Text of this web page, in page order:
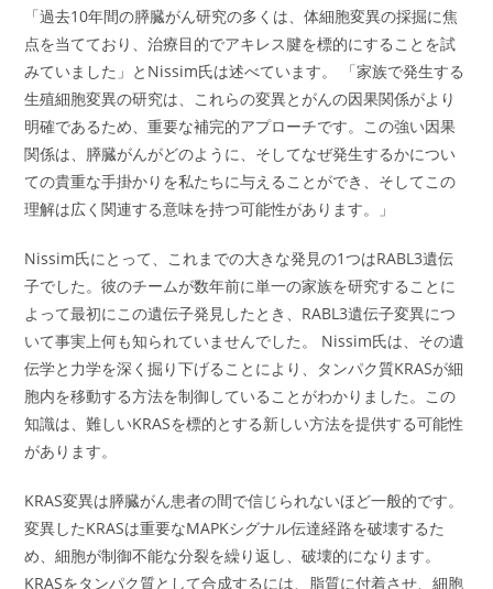
「過去10年間の膵臓がん研究の多くは、体細胞変異の採掘に焦
点を当てており、治療目的でアキレス腱を標的にすることを試
みていました」とNissim氏は述べています。 「家族で発生する
生殖細胞変異の研究は、これらの変異とがんの因果関係がより
明確であるため、重要な補完的アプローチです。この強い因果
関係は、膵臓がんがどのように、そしてなぜ発生するかについ
ての貴重な手掛かりを私たちに与えることができ、そしてこの
理解は広く関連する意味を持つ可能性があります。」
Nissim氏にとって、これまでの大きな発見の1つはRABL3遺伝
子でした。彼のチームが数年前に単一の家族を研究することに
よって最初にこの遺伝子発見したとき、RABL3遺伝子変異につ
いて事実上何も知られていませんでした。 Nissim氏は、その遺
伝学と力学を深く掘り下げることにより、タンパク質KRASが細
胞内を移動する方法を制御していることがわかりました。この
知識は、難しいKRASを標的とする新しい方法を提供する可能性
があります。
KRAS変異は膵臓がん患者の間で信じられないほど一般的です。
変異したKRASは重要なMAPKシグナル伝達経路を破壊するた
め、細胞が制御不能な分裂を繰り返し、破壊的になります。
KRASをタンパク質として合成するには、脂質に付着させ、細胞